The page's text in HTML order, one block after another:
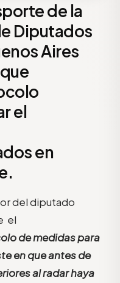
de la
Diputados
Aires
el
en
del diputado
el
de medidas para
en que antes de
al radar haya